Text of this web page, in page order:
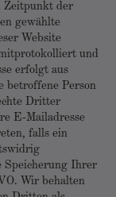
Zeitpunkt der
gewählte
Website
und
erfolgt aus
betroffene Person
Dritter
E-Mailadresse
falls ein
Speicherung Ihrer
Wir behalten